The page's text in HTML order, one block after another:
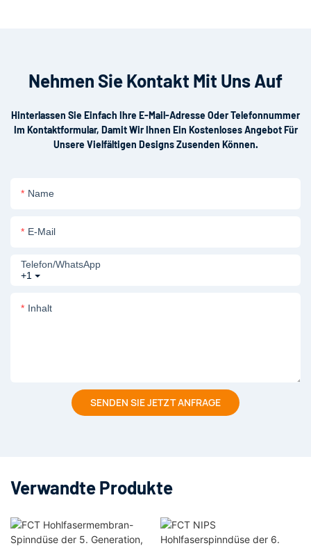
Nehmen Sie Kontakt Mit Uns Auf
Hinterlassen Sie Einfach Ihre E-Mail-Adresse Oder Telefonnummer
Im Kontaktformular, Damit Wir Ihnen Ein Kostenloses Angebot Für
Unsere Vielfältigen Designs Zusenden Können.
Name
E-Mail
+1
Telefon/WhatsApp
Inhalt
SENDEN SIE JETZT ANFRAGE
Verwandte Produkte